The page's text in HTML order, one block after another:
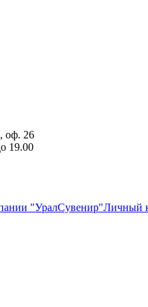
оф. 26
19.00
"УралСувенир"Личный